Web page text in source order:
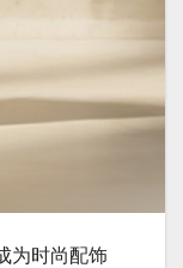
为时尚配饰